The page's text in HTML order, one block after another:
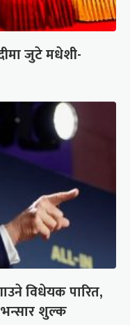
जुटे मधेशी-
विधेयक पारित,
शुल्क